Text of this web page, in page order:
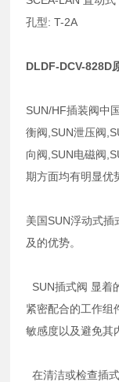
孔型: T-2A
DLDF-DCV-828D
SUN/HF插装阀中
衡阀,SUN泄压阀
向阀,SUN电磁阀
期方面均有明显优
美国SUN浮动式插
及的优势。
SUN插式阀 显着
紧密配合的工作组
敏感度以及避免其
在清洁或检查插